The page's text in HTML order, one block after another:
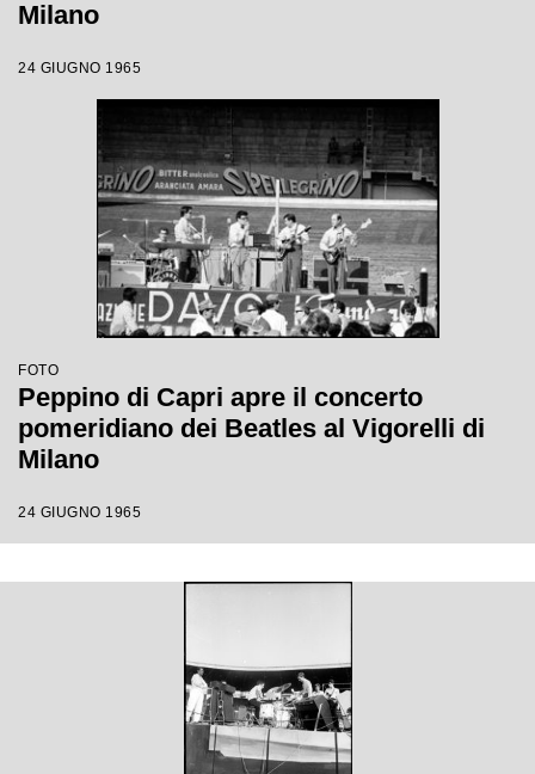
Milano
24 GIUGNO 1965
FOTO
Peppino di Capri apre il concerto
pomeridiano dei Beatles al Vigorelli di
Milano
24 GIUGNO 1965